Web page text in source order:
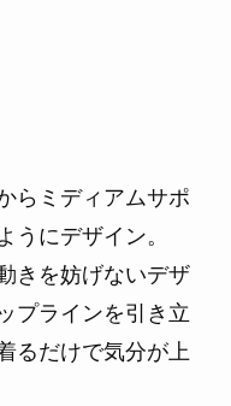
らミディアムサポ
にデザイン。
きを妨げないデザ
プラインを引き立
るだけで気分が上